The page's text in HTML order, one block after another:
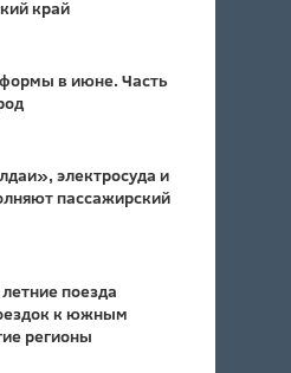
край
в июне. Часть
электросуда и
пассажирский
поезда
к южным
регионы